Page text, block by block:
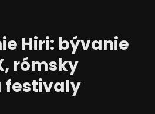
Hiri: bývanie
rómsky
festivaly